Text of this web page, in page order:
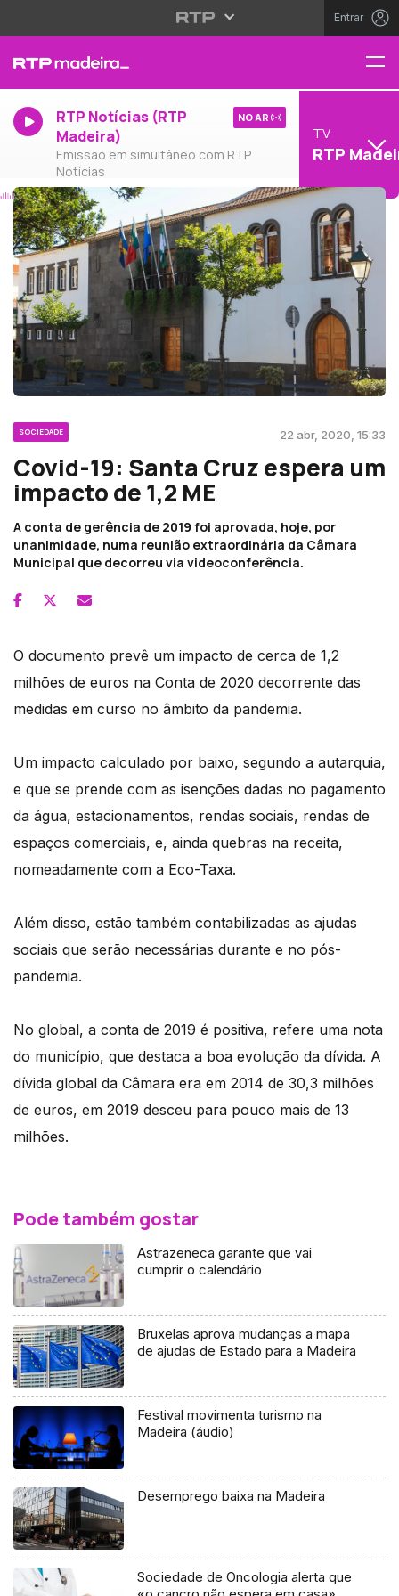
Entrar
RTP Notícias (RTP
Madeira)
Emissão em simultâneo com RTP
Notícias
NO AR
TV
RTP
SOCIEDADE 22 abr, 2020, 15:33
Covid-19: Santa Cruz espera um
impacto de 1,2 ME
A conta de gerência de 2019 foi aprovada, hoje, por
unanimidade, numa reunião extraordinária da Câmara
Municipal que decorreu via videoconferência.
O documento prevê um impacto de cerca de 1,2
milhões de euros na Conta de 2020 decorrente das
medidas em curso no âmbito da pandemia.
Um impacto calculado por baixo, segundo a autarquia,
e que se prende com as isenções dadas no pagamento
da água, estacionamentos, rendas sociais, rendas de
espaços comerciais, e, ainda quebras na receita,
nomeadamente com a Eco-Taxa.
Além disso, estão também contabilizadas as ajudas
sociais que serão necessárias durante e no pós-
pandemia.
No global, a conta de 2019 é positiva, refere uma nota
do município, que destaca a boa evolução da dívida. A
dívida global da Câmara era em 2014 de 30,3 milhões
de euros, em 2019 desceu para pouco mais de 13
milhões.
Pode também gostar
Astrazeneca garante que vai
cumprir o calendário
Bruxelas aprova mudanças a mapa
de ajudas de Estado para a Madeira
Festival movimenta turismo na
Madeira (áudio)
Desemprego baixa na Madeira
Sociedade de Oncologia alerta que